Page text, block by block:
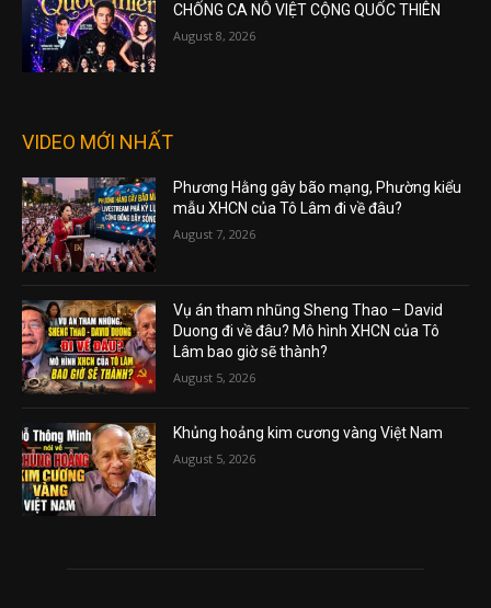
CHỐNG CA NÔ VIỆT CỘNG QUỐC THIÊN
August 8, 2026
VIDEO MỚI NHẤT
Phương Hằng gây bão mạng, Phường kiểu
mẫu XHCN của Tô Lâm đi về đâu?
August 7, 2026
Vụ án tham nhũng Sheng Thao – David
Duong đi về đâu? Mô hình XHCN của Tô
Lâm bao giờ sẽ thành?
August 5, 2026
Khủng hoảng kim cương vàng Việt Nam
August 5, 2026